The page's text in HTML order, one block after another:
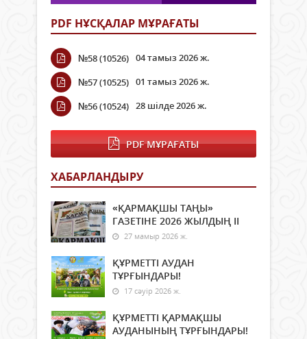
PDF НҰСҚАЛАР МҰРАҒАТЫ
№58 (10526) 04 тамыз 2026 ж.
№57 (10525) 01 тамыз 2026 ж.
№56 (10524) 28 шілде 2026 ж.
PDF МҰРАҒАТЫ
ХАБАРЛАНДЫРУ
«ҚАРМАҚШЫ ТАҢЫ»
ГАЗЕТІНЕ 2026 ЖЫЛДЫҢ ІI
27 мамыр 2026 ж.
ҚҰРМЕТТІ АУДАН
ТҰРҒЫНДАРЫ!
17 сәуір 2026 ж.
ҚҰРМЕТТІ ҚАРМАҚШЫ
АУДАНЫНЫҢ ТҰРҒЫНДАРЫ!